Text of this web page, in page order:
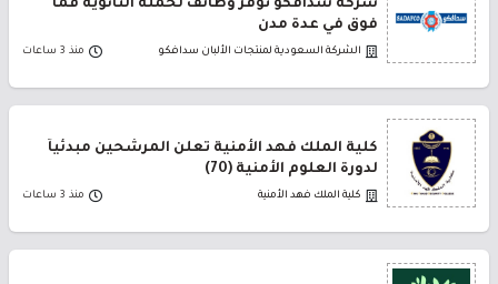
شركة سدافكو توفر وظائف لحملة الثانوية فما
فوق في عدة مدن
الشركة السعودية لمنتجات الألبان سدافكو منذ 3 ساعات
كلية الملك فهد الأمنية تعلن المرشحين مبدئياً
لدورة العلوم الأمنية (70)
كلية الملك فهد الأمنية منذ 3 ساعات